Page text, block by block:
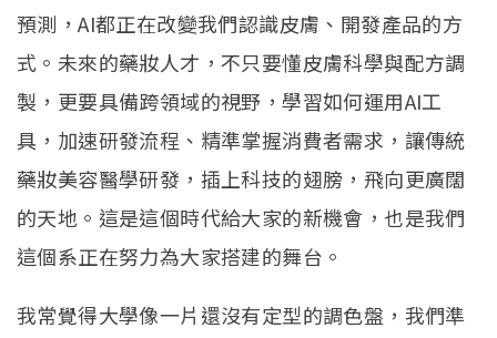
預測，AI都正在改變我們認識皮膚、開發產品的方
式。未來的藥妝人才，不只要懂皮膚科學與配方調
製，更要具備跨領域的視野，學習如何運用AI工
具，加速研發流程、精準掌握消費者需求，讓傳統
藥妝美容醫學研發，插上科技的翅膀，飛向更廣闊
的天地。這是這個時代給大家的新機會，也是我們
這個系正在努力為大家搭建的舞台。
我常覺得大學像一片還沒有定型的調色盤，我們準